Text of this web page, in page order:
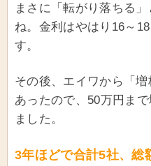
まさに「転がり落ちる
ね。金利はやはり16～
す。
その後、エイワから「
あったので、50万円ま
ました。
3年ほどで合計5社、総